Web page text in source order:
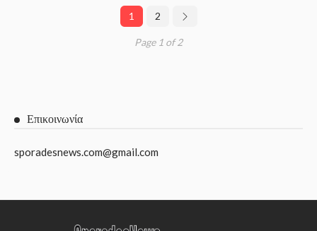
1 2
Page 1 of 2
Επικοινωνία
sporadesnews.com@gmail.com